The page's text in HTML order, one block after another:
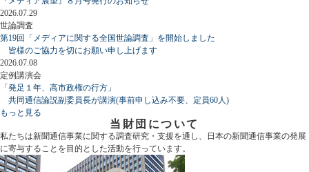
2026.07.29
世論調査
第19回「メディアに関する全国世論調査」を開始しました
皆様のご協力を切にお願い申し上げます
2026.07.08
定例講演会
「発足１年、高市政権の行方」
共同通信論説副委員長が講演(事前申し込み不要、定員60人)
もっと見る
当財団について
私たちは新聞通信事業に関する調査研究・支援を通し、日本の新聞通信事業の発展
に寄与することを目的とした活動を行っています。